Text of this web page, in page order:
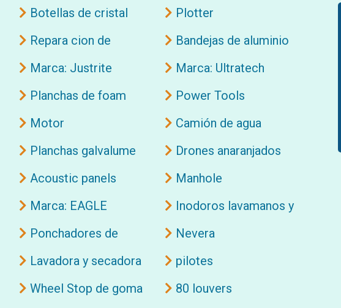
Botellas de cristal
con tapas
Plotter
Repara cion de
sistema de rociadores
Bandejas de aluminio
para comedor
Marca: Justrite
Marca: Ultratech
Planchas de foam
Power Tools
Motor
Camión de agua
Planchas galvalume
Drones anaranjados
Acoustic panels
Manhole
Marca: EAGLE
Inodoros lavamanos y
mas
Ponchadores de
ronda
Nevera
medicamentos
Lavadora y secadora
pilotes
Wheel Stop de goma 80 louvers